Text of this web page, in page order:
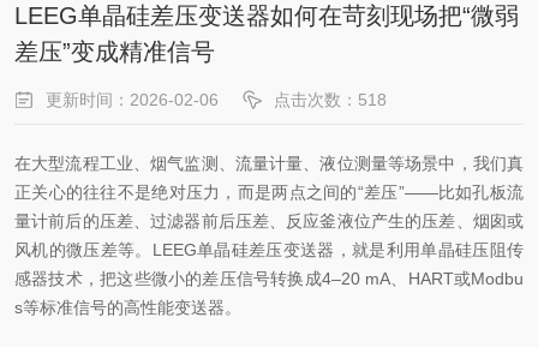
LEEG单晶硅差压变送器如何在苛刻现场把“微弱
差压”变成精准信号
更新时间：2026-02-06 点击次数：518
在大型流程工业、烟气监测、流量计量、液位测量等场景中，我们真
正关心的往往不是绝对压力，而是两点之间的“差压”——比如孔板流
量计前后的压差、过滤器前后压差、反应釜液位产生的压差、烟囱或
风机的微压差等。LEEG单晶硅差压变送器，就是利用单晶硅压阻传
感器技术，把这些微小的差压信号转换成4–20 mA、HART或Modbu
s等标准信号的高性能变送器。